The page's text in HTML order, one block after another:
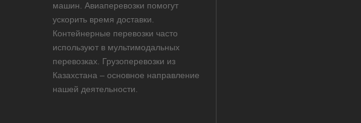
машин. Авиаперевозки помогут
ускорить время доставки.
Контейнерные перевозки часто
используют в мультимодальных
перевозках. Грузоперевозки из
Казахстана – основное направление
нашей деятельности.